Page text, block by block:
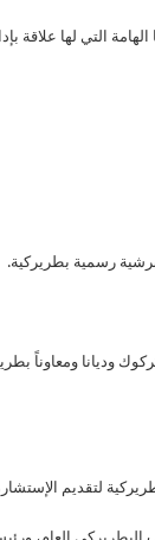
التي لها علاقة
رسمية بطريركية.
وديانا ومعاوناً
لتقديم